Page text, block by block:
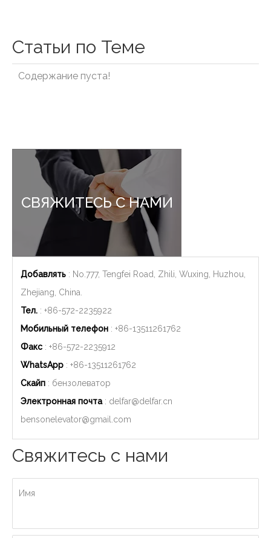
Статьи по Теме
Содержание пуста!
СВЯЖИТЕСЬ С НАМИ
Добавлять : No.777, Tengfei Road, Zhili, Wuxing, Huzhou,
Zhejiang, China.
Тел. : +86-572-2235922
Мобильный телефон : +86-13511261762
Факс : +86-572-2235912
WhatsApp : +86-13511261762
Скайп : бензолеватор
Электронная почта: delfar@delfar.cn
bensonelevator@gmail.com
Свяжитесь с нами
Имя